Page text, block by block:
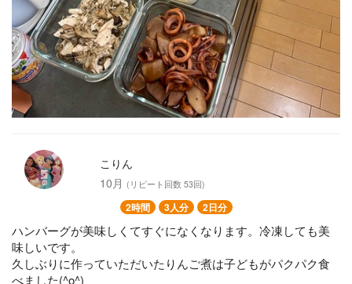
こりん
10月 (リピート回数 53回)
2時間 3人分 2日分
ハンバーグが美味しくてすぐになくなります。冷凍しても美
味しいです。
久しぶりに作っていただいたりんご煮は子どもがパクパク食
べました(^o^)